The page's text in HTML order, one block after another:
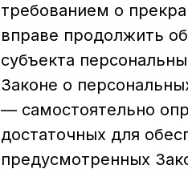
требованием о
вправе продолжить
субъекта
Законе о
— самостоятельно
достаточных для
предусмотренных